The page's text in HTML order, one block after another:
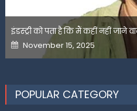
इंडस्ट्री को पता है कि मैं कहीं नहीं जाने
Posted
on
November 15, 2025
POPULAR CATEGORY